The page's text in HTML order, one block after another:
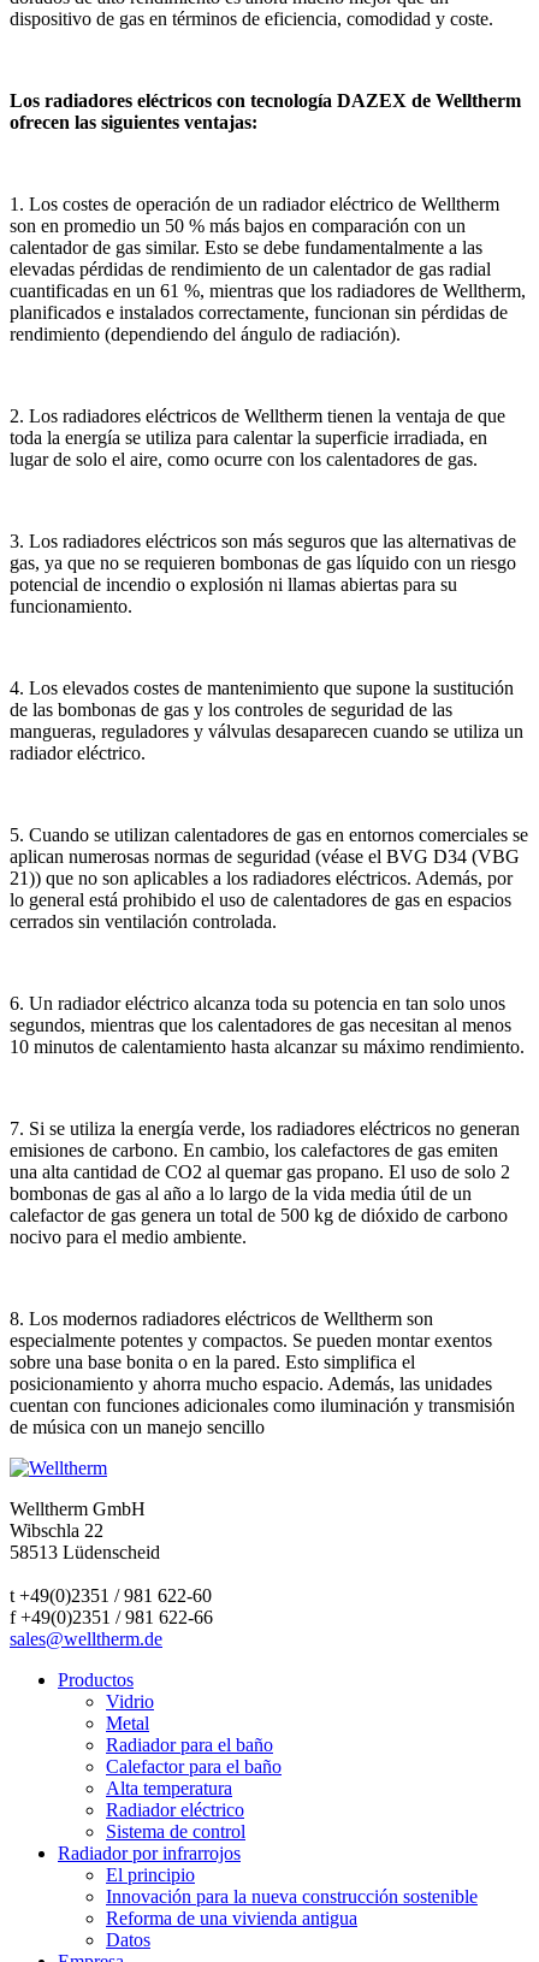
dispositivo de gas en términos de eficiencia, comodidad y coste.
Los radiadores eléctricos con tecnología DAZEX de Welltherm
ofrecen las siguientes ventajas:
1. Los costes de operación de un radiador eléctrico de Welltherm
son en promedio un 50 % más bajos en comparación con un
calentador de gas similar. Esto se debe fundamentalmente a las
elevadas pérdidas de rendimiento de un calentador de gas radial
cuantificadas en un 61 %, mientras que los radiadores de Welltherm,
planificados e instalados correctamente, funcionan sin pérdidas de
rendimiento (dependiendo del ángulo de radiación).
2. Los radiadores eléctricos de Welltherm tienen la ventaja de que
toda la energía se utiliza para calentar la superficie irradiada, en
lugar de solo el aire, como ocurre con los calentadores de gas.
3. Los radiadores eléctricos son más seguros que las alternativas de
gas, ya que no se requieren bombonas de gas líquido con un riesgo
potencial de incendio o explosión ni llamas abiertas para su
funcionamiento.
4. Los elevados costes de mantenimiento que supone la sustitución
de las bombonas de gas y los controles de seguridad de las
mangueras, reguladores y válvulas desaparecen cuando se utiliza un
radiador eléctrico.
5. Cuando se utilizan calentadores de gas en entornos comerciales se
aplican numerosas normas de seguridad (véase el BVG D34 (VBG
21)) que no son aplicables a los radiadores eléctricos. Además, por
lo general está prohibido el uso de calentadores de gas en espacios
cerrados sin ventilación controlada.
6. Un radiador eléctrico alcanza toda su potencia en tan solo unos
segundos, mientras que los calentadores de gas necesitan al menos
10 minutos de calentamiento hasta alcanzar su máximo rendimiento.
7. Si se utiliza la energía verde, los radiadores eléctricos no generan
emisiones de carbono. En cambio, los calefactores de gas emiten
una alta cantidad de CO2 al quemar gas propano. El uso de solo 2
bombonas de gas al año a lo largo de la vida media útil de un
calefactor de gas genera un total de 500 kg de dióxido de carbono
nocivo para el medio ambiente.
8. Los modernos radiadores eléctricos de Welltherm son
especialmente potentes y compactos. Se pueden montar exentos
sobre una base bonita o en la pared. Esto simplifica el
posicionamiento y ahorra mucho espacio. Además, las unidades
cuentan con funciones adicionales como iluminación y transmisión
de música con un manejo sencillo
Welltherm GmbH
Wibschla 22
58513 Lüdenscheid
t +49(0)2351 / 981 622-60
f +49(0)2351 / 981 622-66
sales@welltherm.de
Productos
Vidrio
Metal
Radiador para el baño
Calefactor para el baño
Alta temperatura
Radiador eléctrico
Sistema de control
Radiador por infrarrojos
El principio
Innovación para la nueva construcción sostenible
Reforma de una vivienda antigua
Datos